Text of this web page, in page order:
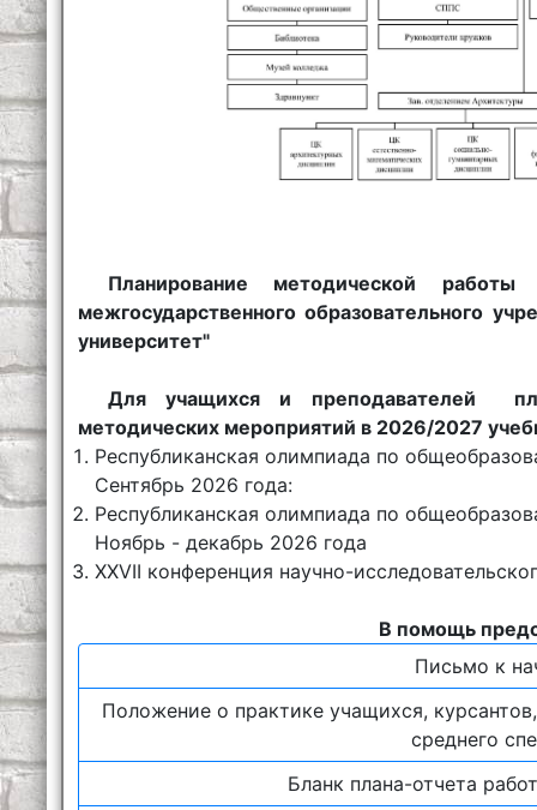
Планирование методической работы
межгосударственного образовательного
университет"
Для учащихся и преподавателей
методических мероприятий в 2026/2027
Республиканская олимпиада по
Сентябрь 2026 года:
Республиканская олимпиада по
Ноябрь - декабрь 2026 года
XXVII конференция научно-
В помощь
Письмо к
Положение о практике учащихся,
среднего
Бланк плана-отчета